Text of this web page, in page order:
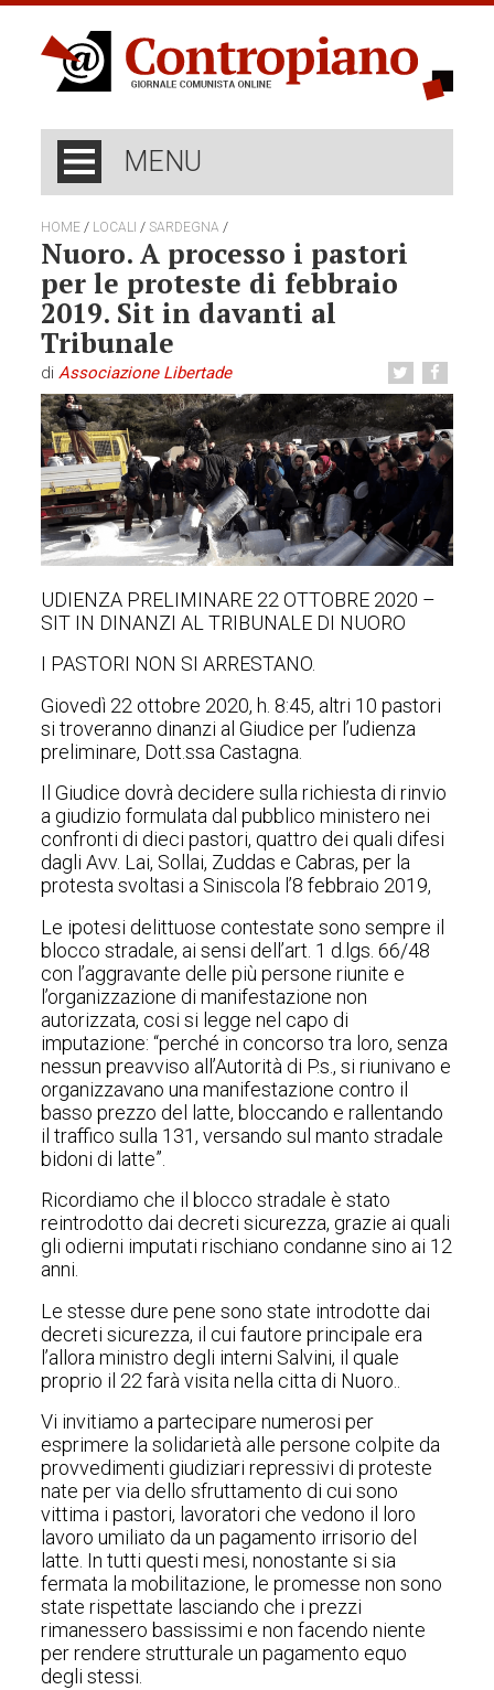
MENU
HOME / LOCALI / SARDEGNA /
Nuoro. A processo i pastori
per le proteste di febbraio
2019. Sit in davanti al
Tribunale
diAssociazione Libertade
UDIENZA PRELIMINARE 22 OTTOBRE 2020 –
SIT IN DINANZI AL TRIBUNALE DI NUORO
I PASTORI NON SI ARRESTANO.
Giovedì 22 ottobre 2020, h. 8:45, altri 10 pastori
si troveranno dinanzi al Giudice per l’udienza
preliminare, Dott.ssa Castagna.
Il Giudice dovrà decidere sulla richiesta di rinvio
a giudizio formulata dal pubblico ministero nei
confronti di dieci pastori, quattro dei quali difesi
dagli Avv. Lai, Sollai, Zuddas e Cabras, per la
protesta svoltasi a Siniscola l’8 febbraio 2019,
Le ipotesi delittuose contestate sono sempre il
blocco stradale, ai sensi dell’art. 1 d.lgs. 66/48
con l’aggravante delle più persone riunite e
l’organizzazione di manifestazione non
autorizzata, cosi si legge nel capo di
imputazione: “perché in concorso tra loro, senza
nessun preavviso all’Autorità di P.s., si riunivano e
organizzavano una manifestazione contro il
basso prezzo del latte, bloccando e rallentando
il traffico sulla 131, versando sul manto stradale
bidoni di latte”.
Ricordiamo che il blocco stradale è stato
reintrodotto dai decreti sicurezza, grazie ai quali
gli odierni imputati rischiano condanne sino ai 12
anni.
Le stesse dure pene sono state introdotte dai
decreti sicurezza, il cui fautore principale era
l’allora ministro degli interni Salvini, il quale
proprio il 22 farà visita nella citta di Nuoro..
Vi invitiamo a partecipare numerosi per
esprimere la solidarietà alle persone colpite da
provvedimenti giudiziari repressivi di proteste
nate per via dello sfruttamento di cui sono
vittima i pastori, lavoratori che vedono il loro
lavoro umiliato da un pagamento irrisorio del
latte. In tutti questi mesi, nonostante si sia
fermata la mobilitazione, le promesse non sono
state rispettate lasciando che i prezzi
rimanessero bassissimi e non facendo niente
per rendere strutturale un pagamento equo
degli stessi.